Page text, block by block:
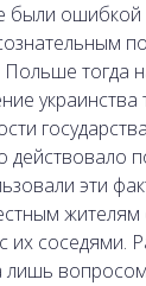
были ошибкой
тогда
украинства
действовало
эти
жителям
их соседями.